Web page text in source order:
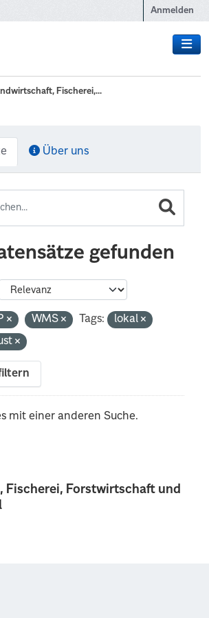
Anmelden
Fischerei,...
Fischerei, Forstwirtschaft und
Über uns
gefunden
WMS Tags:
lokal
mit einer anderen Suche.